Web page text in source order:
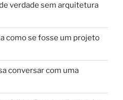
verdade sem arquitetura
como se fosse um projeto
conversar com uma